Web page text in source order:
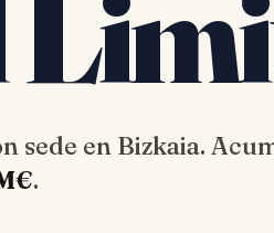
sede en Bizkaia.
.